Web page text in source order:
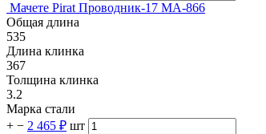
Мачете Pirat Проводник-17 MA-866
Общая длина
535
Длина клинка
367
Толщина клинка
3.2
Марка стали
+ − 2 465 ₽ шт